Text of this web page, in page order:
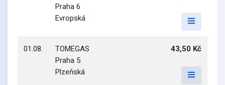
Praha 6
Evropská
01.08.
TOMEGAS
Praha 5
Plzeňská
43,50 Kč